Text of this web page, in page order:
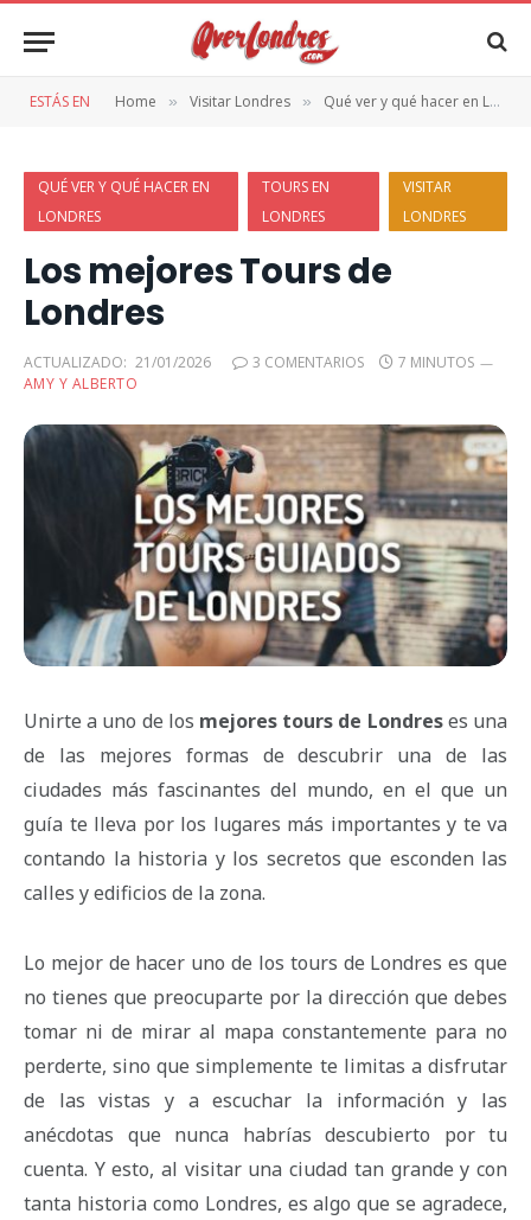
ESTÁS EN Home » Visitar Londres » Qué ver y qué hacer en Londres
QUÉ VER Y QUÉ HACER EN
LONDRES
TOURS EN
LONDRES
VISITAR
LONDRES
Los mejores Tours de
Londres
ACTUALIZADO: 21/01/2026 3 COMENTARIOS
7 MINUTOS
AMY Y ALBERTO
Unirte a uno de los mejores tours de Londreses una
de las mejores formas de descubrir una de las
ciudades más fascinantes del mundo, en el que un
guía te lleva por los lugares más importantes y te va
contando la historia y los secretos que esconden las
calles y edificios de la zona.
Lo mejor de hacer uno de los tours de Londres es que
no tienes que preocuparte por la dirección que debes
tomar ni de mirar al mapa constantemente para no
perderte, sino que simplemente te limitas a disfrutar
de las vistas y a escuchar la información y las
anécdotas que nunca habrías descubierto por tu
cuenta. Y esto, al visitar una ciudad tan grande y con
tanta historia como Londres, es algo que se agradece,